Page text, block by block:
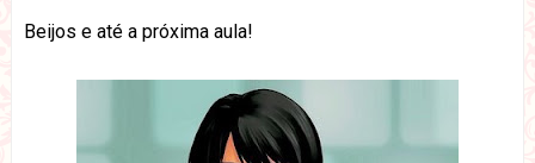
Beijos e até a próxima aula!